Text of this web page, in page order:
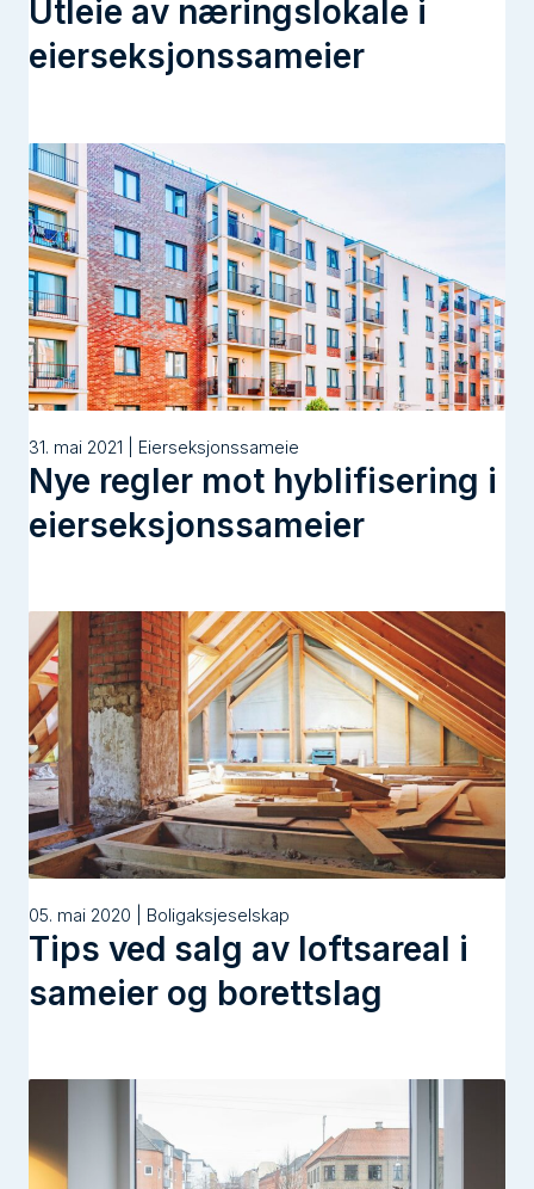
Utleie av næringslokale i
eierseksjonssameier
31. mai 2021 | Eierseksjonssameie
Nye regler mot hyblifisering i
eierseksjonssameier
05. mai 2020 | Boligaksjeselskap
Tips ved salg av loftsareal i
sameier og borettslag